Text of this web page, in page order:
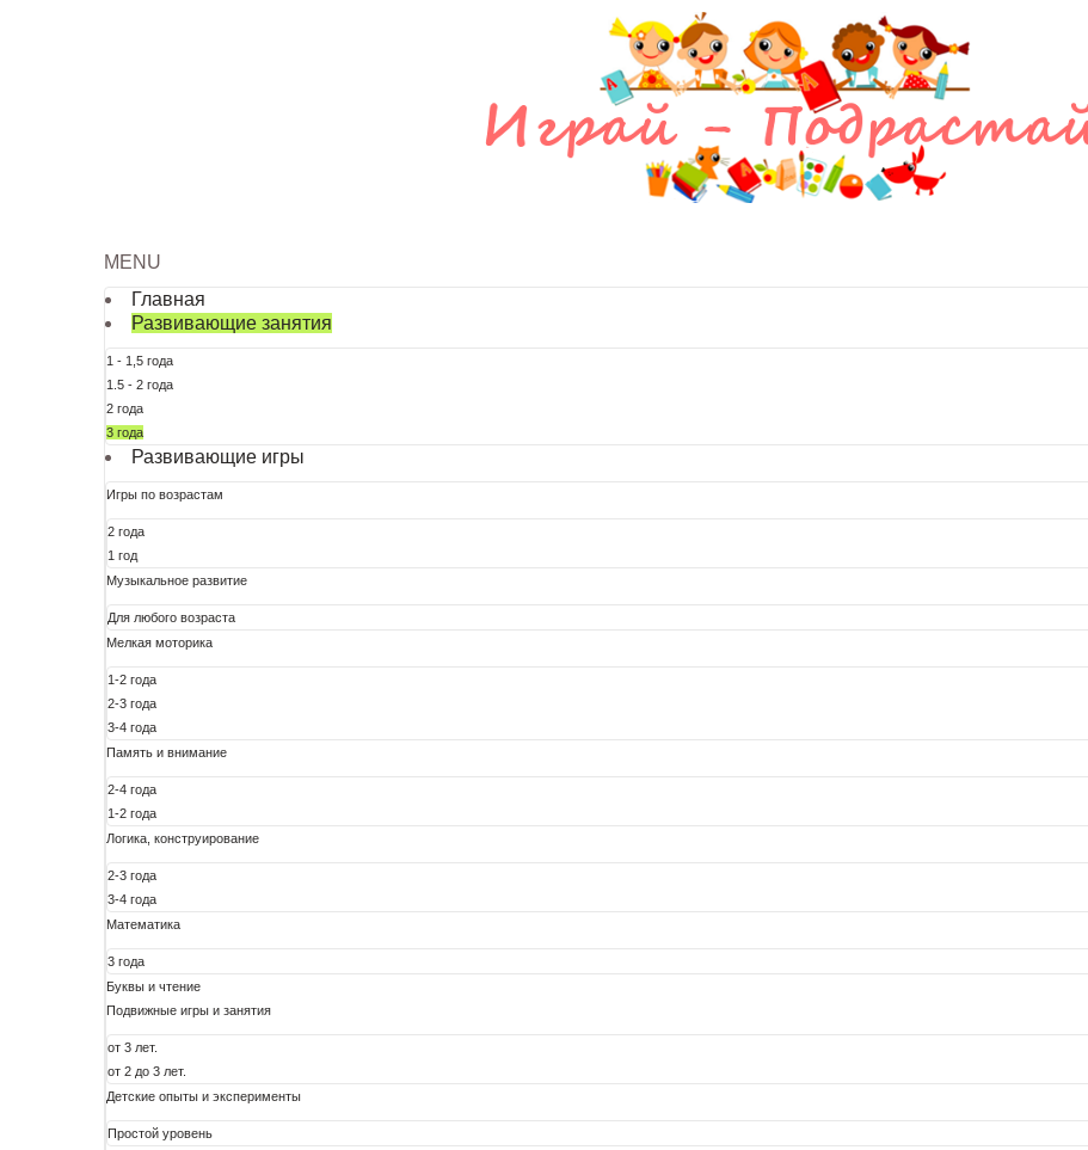
MENU
Главная
Развивающие занятия
1 - 1,5 года
1.5 - 2 года
2 года
3 года
Развивающие игры
Игры по возрастам
2 года
1 год
Музыкальное развитие
Для любого возраста
Мелкая моторика
1-2 года
2-3 года
3-4 года
Память и внимание
2-4 года
1-2 года
Логика, конструирование
2-3 года
3-4 года
Математика
3 года
Буквы и чтение
Подвижные игры и занятия
от 3 лет.
от 2 до 3 лет.
Детские опыты и эксперименты
Простой уровень